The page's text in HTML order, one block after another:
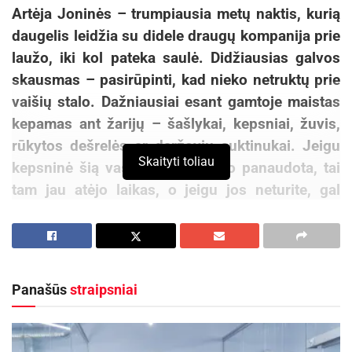
Artėja Joninės – trumpiausia metų naktis, kurią
daugelis leidžia su didele draugų kompanija prie
laužo, iki kol pateka saulė. Didžiausias galvos
skausmas – pasirūpinti, kad nieko netruktų prie
vaišių stalo. Dažniausiai esant gamtoje maistas
kepamas ant žarijų – šašlykai, kepsniai, žuvis,
rūkytos dešrelės ar daržovių suktinukai. Jeigu
kepsninė šią vasarą dar nebuvo panaudota, tai
tam jau atėjo laikas, o jeigu jos neturite, gal
parduotuvės „Pigu.lt“ ekspertai pataria, kaip
orams. Dažniausiai tai vyksta gegužės mėnesį, o
Skaityti toliau
Panašūsstraipsniai